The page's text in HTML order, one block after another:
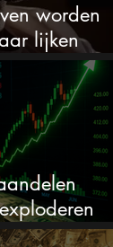
worden
lijken